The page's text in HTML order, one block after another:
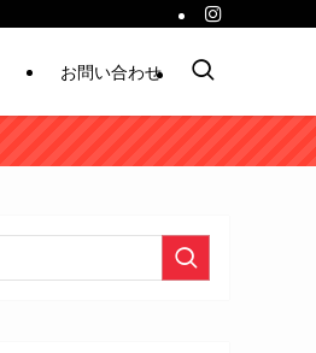
お問い合わせ